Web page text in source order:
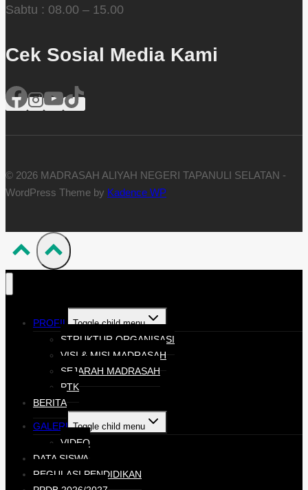
Sabtu : 08.00 – 15.00
Cek Sosial Media Kami
© 2026 MADRASAH ALIYAH NEGERI TAPANULI SELATAN -
WordPress Theme by Kadence WP
PROFIL Toggle child menu
STRUKTUR ORGANISASI
VISI & MISI MADRASAH
SEJARAH MADRASAH
PTK
BERITA
GALERI Toggle child menu
VIDEO
DATA SISWA
REGULASI PENDIDIKAN